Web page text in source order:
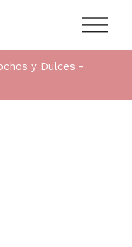
y Dulces